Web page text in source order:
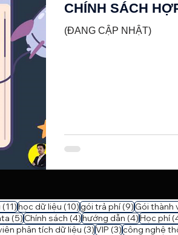
CHÍNH SÁCH
(ĐANG CẬP NHẬT)
(11)11 bài đăng
học dữ liệu (10)10 bài đăng
gói trả phí (9)9 bài đăng
Gói thành
(5)5 bài đăng
Chính sách (4)4 bài đăng
hướng dẫn (4)4 bài
Học phí
phân tích dữ liệu (3)3 bài đăng
VIP (3)3 bài đăng
công nghệ